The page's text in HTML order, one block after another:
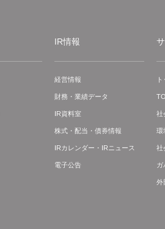
IR情報
経営情報
財務・業績データ
IR資料室
株式・配当・債券情報
IRカレンダー・IRニュース
電子公告
社
環
社
ガ
外